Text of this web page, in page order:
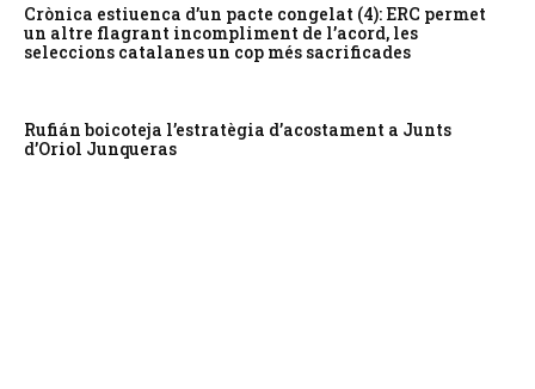
Crònica estiuenca d’un pacte congelat (4): ERC permet
un altre flagrant incompliment de l’acord, les
seleccions catalanes un cop més sacrificades
Rufián boicoteja l’estratègia d’acostament a Junts
d’Oriol Junqueras